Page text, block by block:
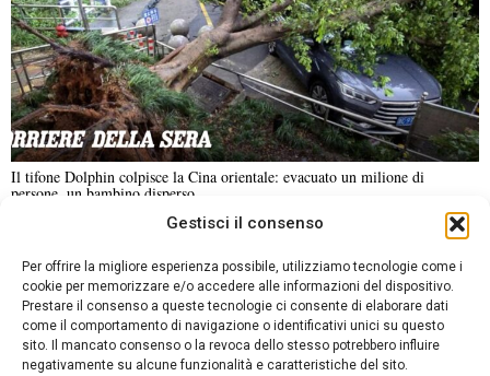
Gestisci il consenso
Per offrire la migliore esperienza possibile, utilizziamo tecnologie come i
cookie per memorizzare e/o accedere alle informazioni del dispositivo.
Prestare il consenso a queste tecnologie ci consente di elaborare dati
come il comportamento di navigazione o identificativi unici su questo
sito. Il mancato consenso o la revoca dello stesso potrebbero influire
negativamente su alcune funzionalità e caratteristiche del sito.
Il tifone Dolphin colpisce la Cina orientale: evacuato un milione di
persone, un bambino disperso
ANALISI E OPINIONI
SPORT CULTURA VIAGGI
Contatti
Informativa sulla privacy
DA NON PERDERE